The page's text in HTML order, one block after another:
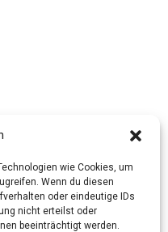
wie Cookies, um
Wenn du diesen
oder eindeutige IDs
nicht erteilst oder
beeinträchtigt werden.